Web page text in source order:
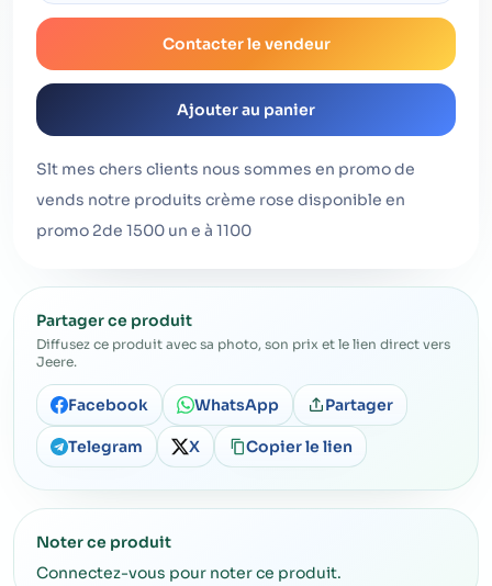
Contacter le vendeur
Ajouter au panier
Slt mes chers clients nous sommes en promo de
vends notre produits crème rose disponible en
promo 2de 1500 un e à 1100
Partager ce produit
Diffusez ce produit avec sa photo, son prix et le lien direct vers
Jeere.
Facebook WhatsApp Partager
Telegram X Copier le lien
Noter ce produit
Connectez-vous pour noter ce produit.